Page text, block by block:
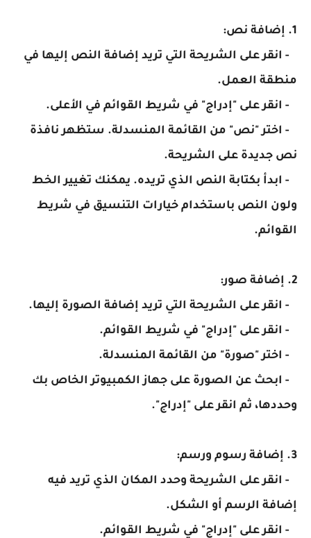
1. إضافة نص:
- انقر على الشريحة التي تريد إضافة النص إليها في
منطقة العمل.
- انقر على "إدراج" في شريط القوائم في الأعلى.
- اختر "نص" من القائمة المنسدلة. ستظهر نافذة
نص جديدة على الشريحة.
- ابدأ بكتابة النص الذي تريده. يمكنك تغيير الخط
ولون النص باستخدام خيارات التنسيق في شريط
القوائم.
2. إضافة صور:
- انقر على الشريحة التي تريد إضافة الصورة إليها.
- انقر على "إدراج" في شريط القوائم.
- اختر "صورة" من القائمة المنسدلة.
- ابحث عن الصورة على جهاز الكمبيوتر الخاص بك
وحددها، ثم انقر على "إدراج".
3. إضافة رسوم ورسم:
- انقر على الشريحة وحدد المكان الذي تريد فيه
إضافة الرسم أو الشكل.
- انقر على "إدراج" في شريط القوائم.